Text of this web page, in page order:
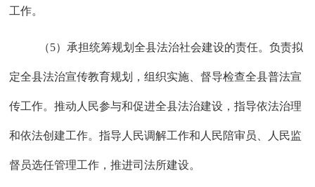
工作。
（5）承担统筹规划全县法治社会建设的责任。负责拟
定全县法治宣传教育规划，组织实施、督导检查全县普法宣
传工作。推动人民参与和促进全县法治建设，指导依法治理
和依法创建工作。指导人民调解工作和人民陪审员、人民监
督员选任管理工作，推进司法所建设。